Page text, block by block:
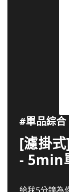
#單品綜合
[濾掛
- 5min